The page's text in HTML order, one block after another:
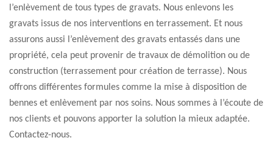
l’enlèvement de tous types de gravats. Nous enlevons les
gravats issus de nos interventions en terrassement. Et nous
assurons aussi l’enlèvement des gravats entassés dans une
propriété, cela peut provenir de travaux de démolition ou de
construction (terrassement pour création de terrasse). Nous
offrons différentes formules comme la mise à disposition de
bennes et enlèvement par nos soins. Nous sommes à l’écoute de
nos clients et pouvons apporter la solution la mieux adaptée.
Contactez-nous.